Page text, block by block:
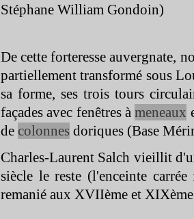
Stéphane William Gondoin)
De cette forteresse auvergnate,
partiellement transformé sous
sa forme, ses trois tours
façades avec fenêtres àmeneaux
de colonnes doriques (Base
Charles-Laurent Salch vieillit
siècle le reste (l'enceinte
remanié aux XVIIème et